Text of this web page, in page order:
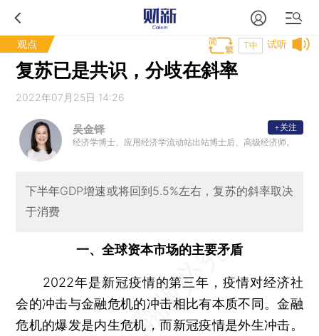
观点 试听
T中
复苏已是共识，分歧在斜率
2022年07月25日 14:26
吴金铎
经济学博士、应用经济学流动站出站博士后、高级经济师。
+关注
下半年GDP增速或将回到5.5%左右，复苏的斜率取决
于消费
一、全球资本市场的主要矛盾
2022年是新冠疫情的第三年，疫情对经济社
会的冲击与金融危机的冲击相比有本质不同。金融
危机的爆发是内生危机，而新冠疫情是外生冲击。